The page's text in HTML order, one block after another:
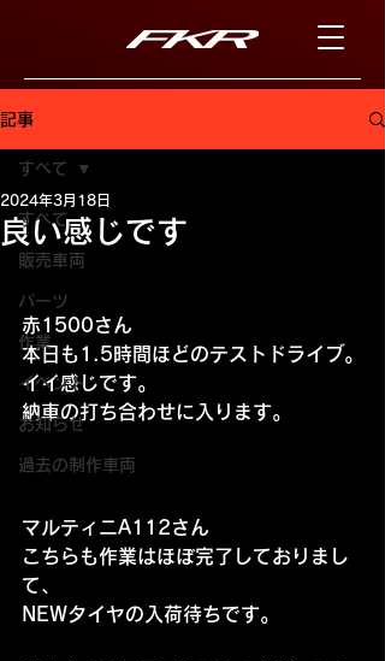
記事
すべて
販売車両
パーツ
作業
イベント
お知らせ
過去の制作車両
すべて
良い感じです
2024年3月18日
赤1500さん
本日も1.5時間ほどのテストドライブ。
イイ感じです。
納車の打ち合わせに入ります。
マルティニA112さん
こちらも作業はほぼ完了しておりまし
て、
NEWタイヤの入荷待ちです。